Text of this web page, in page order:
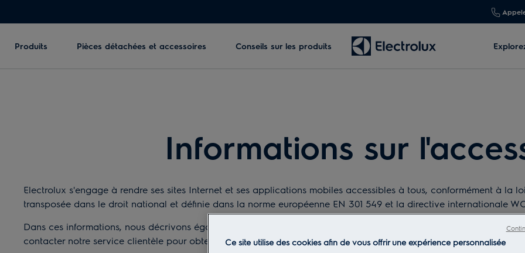
Produits Pièces détachées et accessoires Conseils sur les produits
Informations sur
Electrolux s'engage à rendre ses sites Internet et ses applications mobiles accessibles à tous, conformément à la
transposée dans le droit national et définie dans la norme européenne EN 301 549 et la directive internationale
Dans ces informations, nous décrivons également comment vous pouvez nous signaler des problèmes afin que
contacter notre service clientèle pour obtenir une assistance en matière d'accessibilité, par exemple une aide
Ce site utilise des cookies afin de vous offrir une expérience personnalisée